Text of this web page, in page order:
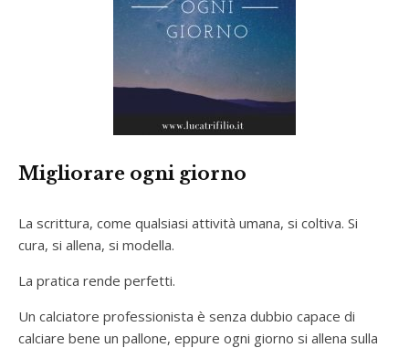
Migliorare ogni giorno
La scrittura, come qualsiasi attività umana, si coltiva. Si
cura, si allena, si modella.
La pratica rende perfetti.
Un calciatore professionista è senza dubbio capace di
calciare bene un pallone, eppure ogni giorno si allena sulla